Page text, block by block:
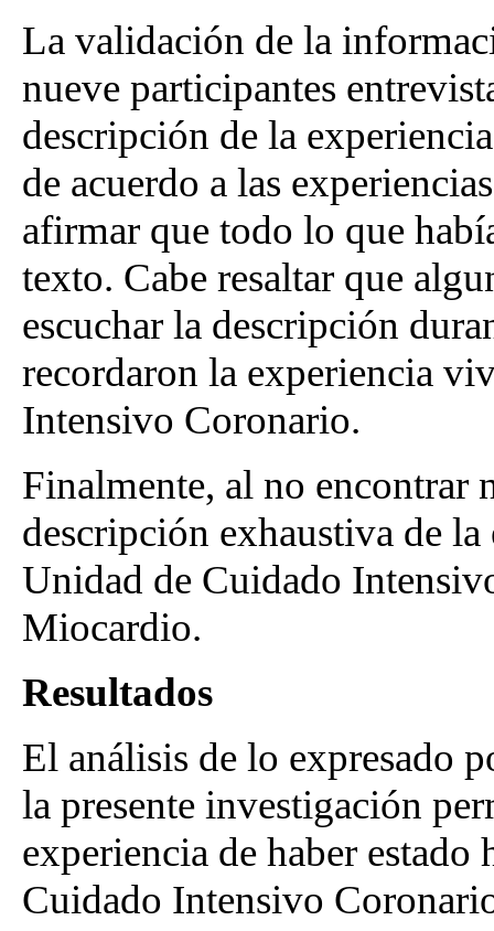
La validación de la
nueve participantes
descripción de la
de acuerdo a las
afirmar que todo lo que
texto. Cabe resaltar que
escuchar la descripción
recordaron la experiencia
Intensivo Coronario.
Finalmente, al no encontrar
descripción exhaustiva de
Unidad de Cuidado
Miocardio.
Resultados
El análisis de lo expresado
la presente investigación
experiencia de haber
Cuidado Intensivo